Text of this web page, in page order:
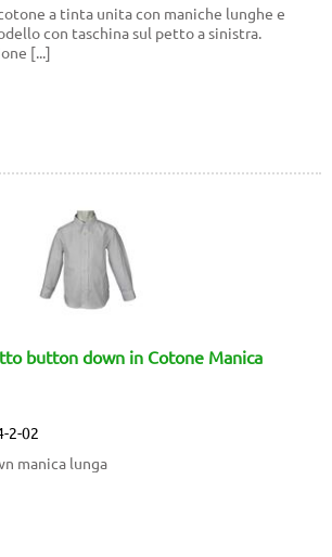
a tinta unita con maniche lunghe e
con taschina sul petto a sinistra.
[...]
button down in Cotone Manica
2-02
manica lunga